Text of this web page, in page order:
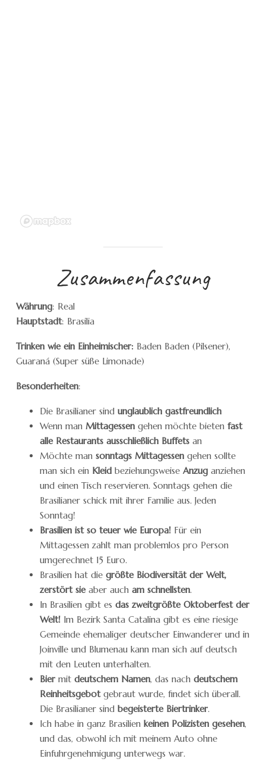
Zusammenfassung
Währung: Real
Hauptstadt: Brasilia
Trinken wie ein Einheimischer: Baden Baden (Pilsener),
Guaraná (Super süße Limonade)
Besonderheiten:
Die Brasilianer sind unglaublich gastfreundlich
Wenn man Mittagessen gehen möchte bieten fast
alle Restaurants ausschließlich Buffets an
Möchte man sonntags Mittagessen gehen sollte
man sich ein Kleid beziehungsweise Anzug anziehen
und einen Tisch reservieren. Sonntags gehen die
Brasilianer schick mit ihrer Familie aus. Jeden
Sonntag!
Brasilien ist so teuer wie Europa! Für ein
Mittagessen zahlt man problemlos pro Person
umgerechnet 15 Euro.
Brasilien hat die größte Biodiversität der Welt,
zerstört sieaber auch am schnellsten.
In Brasilien gibt es das zweitgrößte Oktoberfest der
Welt! Im Bezirk Santa Catalina gibt es eine riesige
Gemeinde ehemaliger deutscher Einwanderer und in
Joinville und Blumenau kann man sich auf deutsch
mit den Leuten unterhalten.
Bier mit deutschem Namen, das nach deutschem
Reinheitsgebotgebraut wurde, findet sich überall.
Die Brasilianer sind begeisterte Biertrinker.
Ich habe in ganz Brasilien keinen Polizisten gesehen,
und das, obwohl ich mit meinem Auto ohne
Einfuhrgenehmigung unterwegs war.